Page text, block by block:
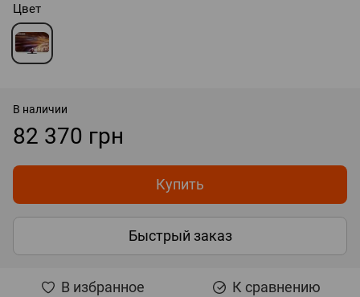
Цвет
В наличии
82 370 грн
Купить
Быстрый заказ
В избранное К сравнению